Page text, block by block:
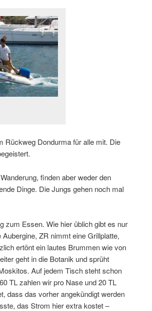
Rückweg Dondurma für alle mit. Die
finden aber weder den
Dinge. Die Jungs gehen noch mal
zum Essen. Wie hier üblich gibt es nur
ZR nimmt eine Grillplatte,
ertönt ein lautes Brummen wie von
geht in die Botanik und sprüht
Auf jedem Tisch steht schon
TL zahlen wir pro Nase und 20 TL
dass das vorher angekündigt werden
das Strom hier extra kostet –